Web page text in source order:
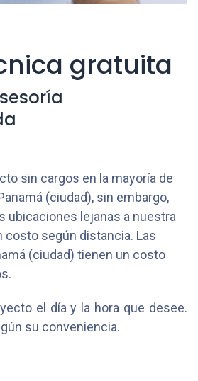
gratuita
sin cargos en la mayoría de
(ciudad), sin embargo,
ubicaciones lejanas a nuestra
costo según distancia. Las
(ciudad) tienen un costo
el día y la hora que desee.
su conveniencia.